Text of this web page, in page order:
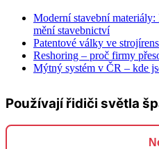
Moderní stavební
mění stavebnictví
Patentové války ve
Reshoring – proč firmy
Mýtný systém v ČR – kde
Používají řidiči světla